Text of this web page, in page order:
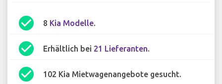
check_circle 8 Kia Modelle.
check_circle Erhältlich bei 21 Lieferanten.
check_circle 102 Kia Mietwagenangebote gesucht.